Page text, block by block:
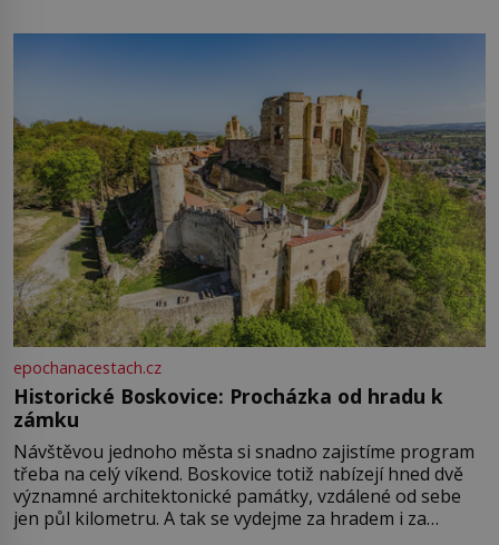
epochanacestach.cz
Historické Boskovice: Procházka od hradu k
zámku
Návštěvou jednoho města si snadno zajistíme program
třeba na celý víkend. Boskovice totiž nabízejí hned dvě
významné architektonické památky, vzdálené od sebe
jen půl kilometru. A tak se vydejme za hradem i za